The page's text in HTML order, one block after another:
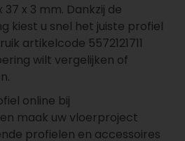
x 3 mm. Dankzij de
kiest u snel het juiste profiel
artikelcode 5572121711
wilt vergelijken of
online bij
maak uw vloerproject
profielen en accessoires